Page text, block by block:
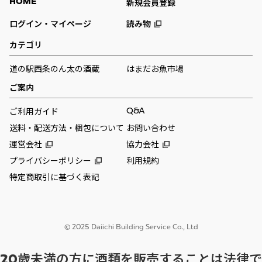
新規会員登録
ログイン・マイページ 読み物
カテゴリ
道の駅西条のん太の酒蔵 はまだお魚市場
ご案内
ご利用ガイド
Q&A
送料・配送方法・梱包について お問い合わせ
運営会社
協力会社
プライバシーポリシー
利用規約
特定商取引に基づく表記
© 2025 Daiichi Building Service Co., Ltd